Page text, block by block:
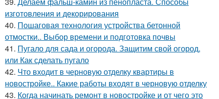
изготовления и декорирования
40. Пошаговая технология устройства бетонной
отмостки.. Выбор времени и подготовка почвы
41. Пугало для сада и огорода. Защитим свой огород,
или Как сделать пугало
42. Что входит в черновую отделку квартиры в
новостройке.. Какие работы входят в черновую отделку
43. Когда начинать ремонт в новостройке и от чего это